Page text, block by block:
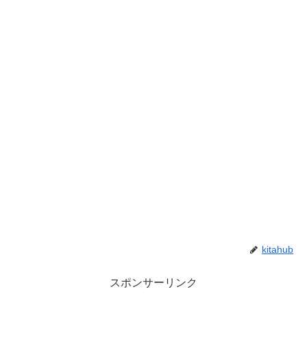
kitahub
スポンサーリンク